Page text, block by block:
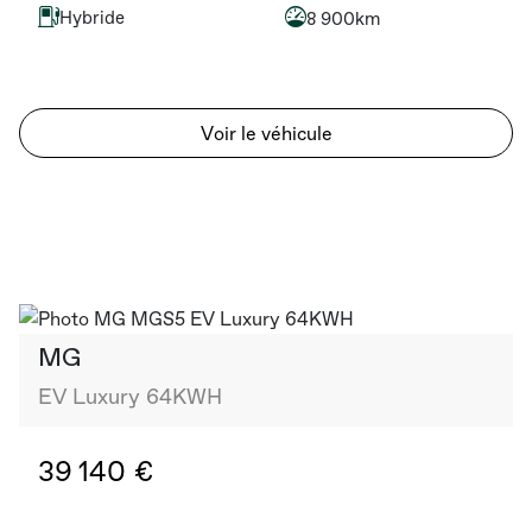
Hybride 8 900km
Voir le véhicule
MG
EV Luxury 64KWH
39 140 €